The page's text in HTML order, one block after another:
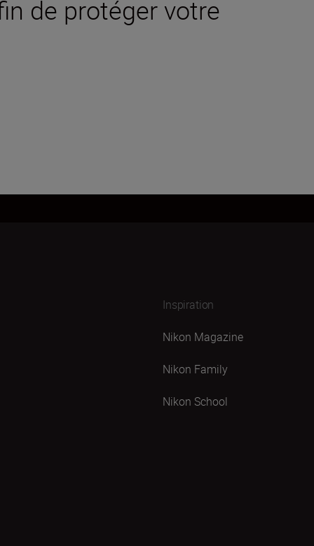
de protéger votre
Inspiration
Nikon Magazine
Nikon Family
Nikon School